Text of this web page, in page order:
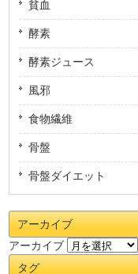
貧血
酵素
酵素ジュース
風邪
食物繊維
骨盤
骨盤ダイエット
アーカイブ
アーカイブ
タグ